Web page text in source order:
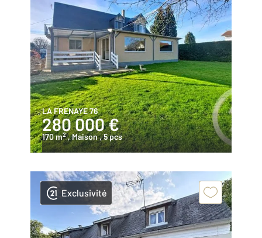
LA FRENAYE 76
280 000 €
170 m2 , Maison, 5 pcs
Exclusivité